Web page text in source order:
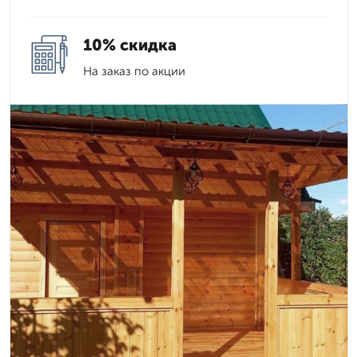
10% скидка
На заказ по акции